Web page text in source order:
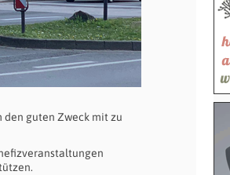
den guten Zweck mit zu